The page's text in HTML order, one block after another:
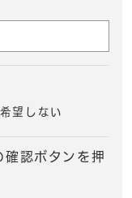
望しない
確認ボタンを押